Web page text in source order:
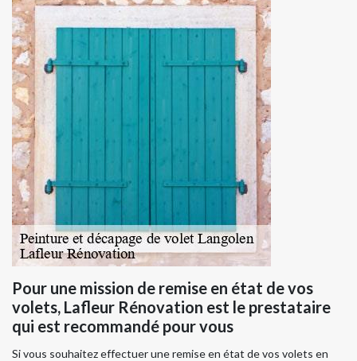
Pour une mission de remise en état de vos
volets, Lafleur Rénovation est le prestataire
qui est recommandé pour vous
Si vous souhaitez effectuer une remise en état de vos volets en